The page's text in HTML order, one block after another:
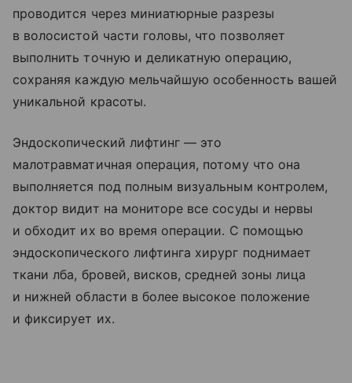
проводится через миниатюрные разрезы
в волосистой части головы, что позволяет
выполнить точную и деликатную операцию,
сохраняя каждую мельчайшую особенность вашей
уникальной красоты.
Эндоскопический лифтинг — это
малотравматичная операция, потому что она
выполняется под полным визуальным контролем,
доктор видит на мониторе все сосуды и нервы
и обходит их во время операции. С помощью
эндоскопического лифтинга хирург поднимает
ткани лба, бровей, висков, средней зоны лица
и нижней области в более высокое положение
и фиксирует их.